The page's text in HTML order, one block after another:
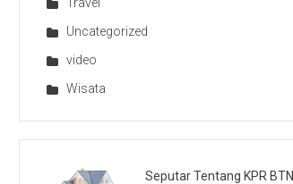
Uncategorized
video
Wisata
Seputar Tentang KPR BTN